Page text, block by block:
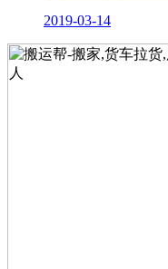
2019-03-14